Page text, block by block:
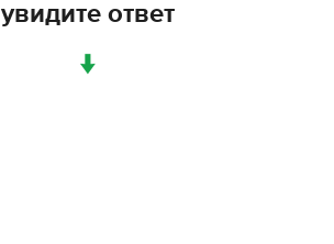
увидите ответ
↓